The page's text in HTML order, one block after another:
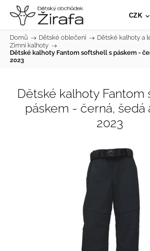
CZK
Domů / Dětské oblečení / Dětské kalhoty a
Zimní kalhoty /
Dětské kalhoty Fantom softshell s páskem -
2023
Dětské kalhoty Fantom
páskem - černá, šedá
2023